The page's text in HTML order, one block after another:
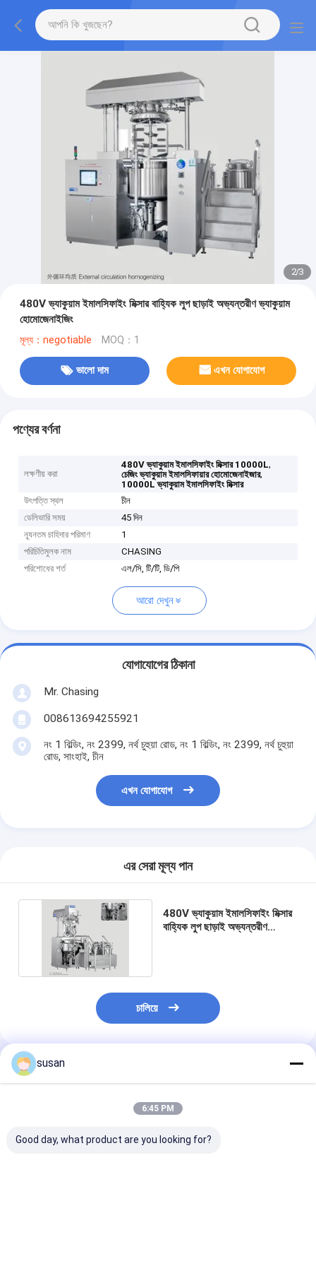
2/3
480V ভ্যাকুয়াম ইমালসিফাইং মিক্সার বাহ্যিক লুপ ছাড়াই অভ্যন্তরীণ ভ্যাকুয়াম
হোমোজেনাইজিং
মূল্য：negotiable MOQ：1
ভালো দাম এখন যোগাযোগ
পণ্যের বর্ণনা
লক্ষণীয় করা
480V ভ্যাকুয়াম ইমালসিফাইং মিক্সার 10000L,
চেজিং ভ্যাকুয়াম ইমালসিফায়ার হোমোজেনাইজার,
10000L ভ্যাকুয়াম ইমালসিফাইং মিক্সার
উৎপত্তি স্থল
চীন
ডেলিভারি সময়
45 দিন
ন্যূনতম চাহিদার পরিমাণ
1
পরিচিতিমুলক নাম
CHASING
পরিশোধের শর্ত
এল/সি, টি/টি, ডি/পি
আরো দেখুন
যোগাযোগের ঠিকানা
Mr. Chasing
008613694255921
নং 1 বিল্ডিং, নং 2399, নর্থ চুহুয়া রোড, নং 1 বিল্ডিং, নং 2399, নর্থ চুহুয়া
রোড, সাংহাই, চীন
এখন যোগাযোগ
এর সেরা মূল্য পান
480V ভ্যাকুয়াম ইমালসিফাইং মিক্সার
বাহ্যিক লুপ ছাড়াই অভ্যন্তরীণ
চালিয়ে
প্রস্তাবিত পণ্য
susan
6:45 PM
Good day, what product are you looking for?